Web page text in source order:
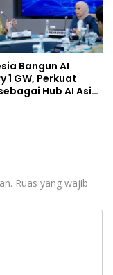
Bangun AI
1 GW, Perkuat
Hub AI Asia
Ruas yang wajib